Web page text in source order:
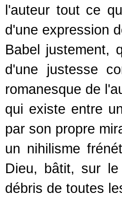
l'auteur tout ce
d'une expression
Babel justement,
d'une justesse
romanesque de
qui existe entre
par son propre
un nihilisme
Dieu, bâtit, sur
débris de toutes